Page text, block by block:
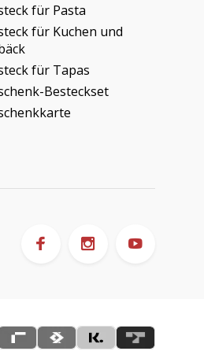
für Pasta
für Kuchen und
für Tapas
Besteckset